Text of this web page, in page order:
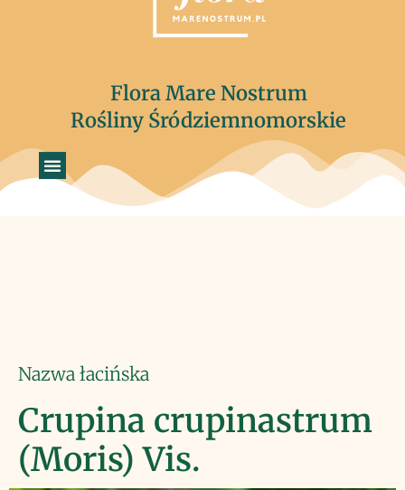
Flora Mare Nostrum
Rośliny Śródziemnomorskie
Nazwa łacińska
Crupina crupinastrum
(Moris) Vis.